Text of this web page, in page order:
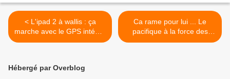
< L'ipad 2 à wallis : ça
marche avec le GPS intégré
!
Ca rame pour lui ... Le
pacifique à la force des
bras ..? Tamae ! >
Hébergé par Overblog